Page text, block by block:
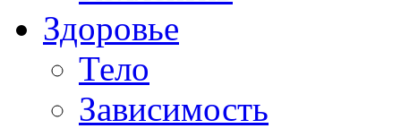
Здоровье
Тело
Зависимость